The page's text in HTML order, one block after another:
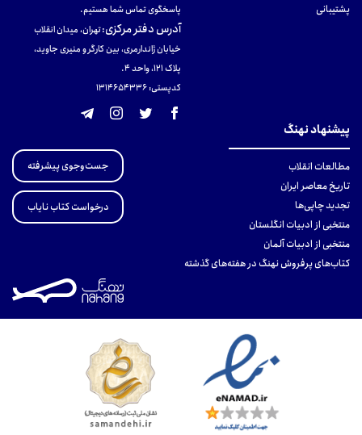
پشتیبانی
پاسخگوی تماس شما هستیم.
آدرس دفتر مرکزی:تهران، میدان انقلاب
خیابان ژاندارمری، بین کارگر و منیری جاوید،
پلاک 121، واحد ۴.
کدپستی: 131465433۶
پیشنهاد نهنگ
مطالعات انقلاب
تاریخ معاصر ایران
تجدید چاپی‌ها
منتخبی از ادبیات انگلستان
منتخبی از ادبیات آلمان
کتاب‌های پرفروش نهنگ در هفته‌های گذشته
جست‌وجوی پیشرفته
درخواست کتاب نایاب